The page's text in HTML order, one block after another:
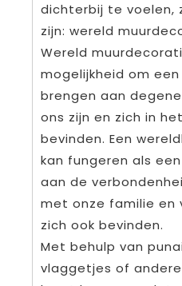
dichterbij te voelen,
zijn: wereld
Wereld
mogelijkheid om
brengen aan
ons zijn en zich in
bevinden. Een
kan fungeren als
aan de
met onze familie en
zich ook bevinden.
Met behulp van
vlaggetjes of